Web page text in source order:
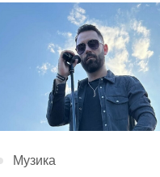
КАтегорија
Музика